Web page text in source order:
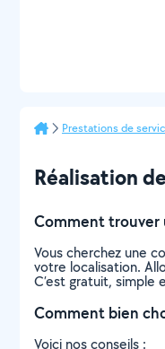
Prestations de
Réalisation
Comment trouver
Vous cherchez une
votre localisation.
C’est gratuit, simple
Comment bien
Voici nos conseils :